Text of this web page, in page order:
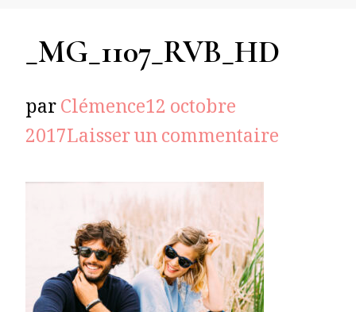
_MG_1107_RVB_HD
parClémence12 octobre
2017Laisser un commentaire